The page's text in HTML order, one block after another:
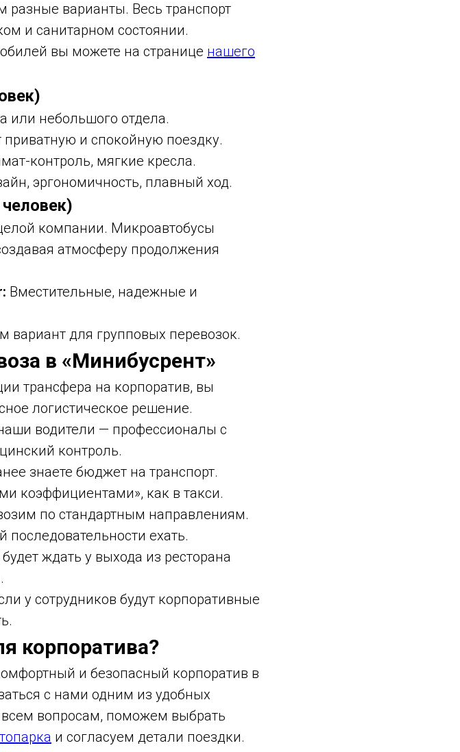
разные варианты. Весь транспорт
и санитарном состоянии.
вы можете на странице нашего
небольшого отдела.
и спокойную поездку.
контроль, мягкие кресла.
эргономичность, плавный ход.
компании. Микроавтобусы
атмосферу продолжения
Вместительные, надежные и
для групповых перевозок.
в «Минибусрент»
трансфера на корпоратив, вы
логистическое решение.
водители — профессионалы с
контроль.
знаете бюджет на транспорт.
коэффициентами», как в такси.
по стандартным направлениям.
ехать.
ждать у выхода из ресторана
у сотрудников будут корпоративные
корпоратива?
и безопасный корпоратив в
с нами одним из удобных
вопросам, поможем выбрать
и согласуем детали поездки.